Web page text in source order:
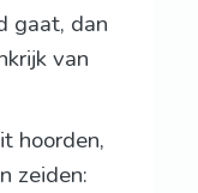
gaat, dan
van
hoorden,
zeiden: